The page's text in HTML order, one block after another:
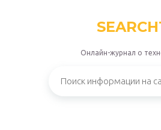
Онлайн-журнал о